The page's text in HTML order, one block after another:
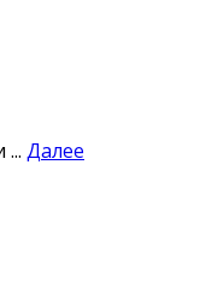
Далее